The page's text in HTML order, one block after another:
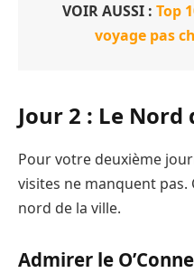
VOIR AUSSI : Top
voyage pas
Jour 2 : Le Nord
Pour votre deuxième
visites ne manquent pas.
nord de la ville.
Admirer le